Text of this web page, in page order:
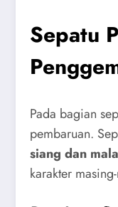
Sepatu
Pada bagian
pembaruan.
siang dan
karakter